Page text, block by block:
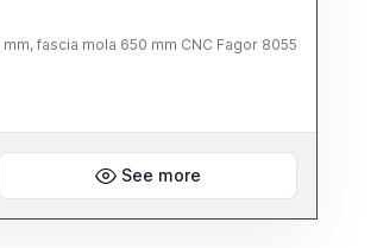
fascia mola 650 mm CNC Fagor 8055
See more